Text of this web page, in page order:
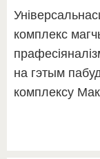
комплекс
на гэтым
комплексу